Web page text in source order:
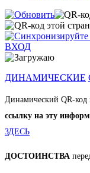
ВХОД
ДИНАМИЧЕСКИЕ
Динамический QR-код
ссылку на эту
ЗДЕСЬ
ДОСТОИНСТВА